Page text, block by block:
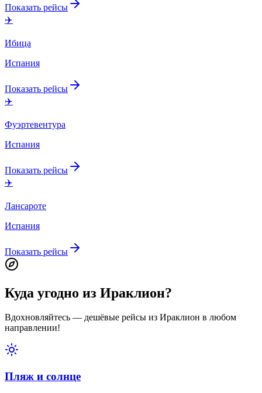
Показать рейсы
✈️
Ибица
Испания
Показать рейсы
✈️
Фуэртевентура
Испания
Показать рейсы
✈️
Лансароте
Испания
Показать рейсы
Куда угодно из Ираклион?
Вдохновляйтесь — дешёвые рейсы из Ираклион в любом
направлении!
Пляж и солнце